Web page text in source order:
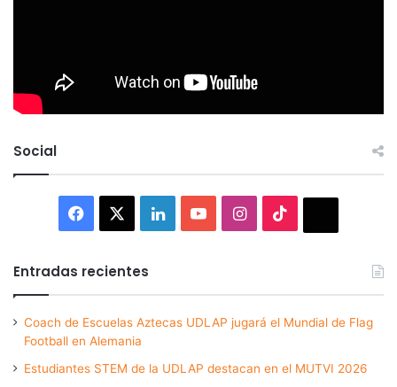
Social
Facebook LinkedInYouTubeInstagram
Entradas recientes
Coach de Escuelas Aztecas UDLAP jugará el Mundial de Flag
Football en Alemania
Estudiantes STEM de la UDLAP destacan en el MUTVI 2026